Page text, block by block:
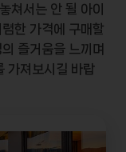
쳐서는 안 될 아이
한 가격에 구매할
즐거움을 느끼며
가져보시길 바랍